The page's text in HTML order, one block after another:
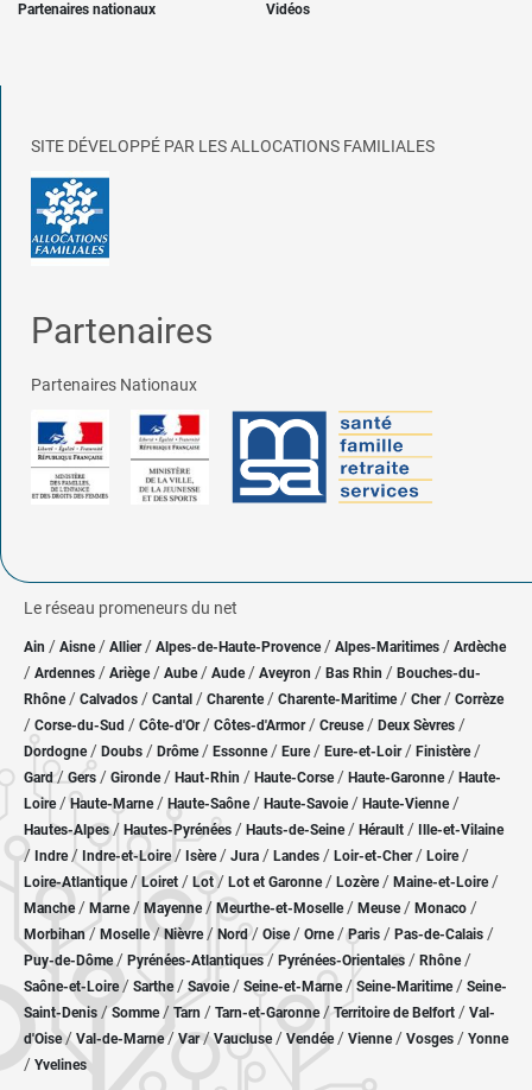
Partenaires nationaux Vidéos
SITE DÉVELOPPÉ PAR LES ALLOCATIONS FAMILIALES
Partenaires
Partenaires Nationaux
Le réseau promeneurs du net
Ain / Aisne/ Allier/ Alpes-de-Haute-Provence / Alpes-Maritimes / Ardèche
/ Ardennes / Ariège/ Aube/ Aude / Aveyron / Bas Rhin / Bouches-du-
Rhône/ Calvados / Cantal / Charente / Charente-Maritime/ Cher / Corrèze
/ Corse-du-Sud / Côte-d'Or / Côtes-d'Armor/ Creuse/ Deux Sèvres /
Dordogne/ Doubs / Drôme/ Essonne / Eure/ Eure-et-Loir / Finistère/
Gard/Gers / Gironde/ Haut-Rhin / Haute-Corse/ Haute-Garonne/ Haute-
Loire/Haute-Marne/ Haute-Saône/ Haute-Savoie/ Haute-Vienne/
Hautes-Alpes/ Hautes-Pyrénées / Hauts-de-Seine/ Hérault / Ille-et-Vilaine
/ Indre/ Indre-et-Loire/ Isère/ Jura / Landes / Loir-et-Cher/ Loire/
Loire-Atlantique/ Loiret / Lot/ Lot et Garonne/ Lozère / Maine-et-Loire/
Manche/ Marne/ Mayenne/ Meurthe-et-Moselle/ Meuse/ Monaco /
Morbihan/ Moselle/ Nièvre / Nord/ Oise / Orne/Paris / Pas-de-Calais /
Puy-de-Dôme/ Pyrénées-Atlantiques / Pyrénées-Orientales / Rhône/
Saône-et-Loire/ Sarthe/ Savoie/ Seine-et-Marne/ Seine-Maritime/ Seine-
Saint-Denis /Somme/ Tarn / Tarn-et-Garonne/Territoire de Belfort / Val-
d'Oise/ Val-de-Marne/Var/Vaucluse/ Vendée/ Vienne/ Vosges / Yonne
/ Yvelines